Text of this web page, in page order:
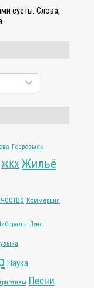
суеты. Слова,
Госрозыск
ЖКХ Жильё
Коммерция
Луна
Наука
Песни